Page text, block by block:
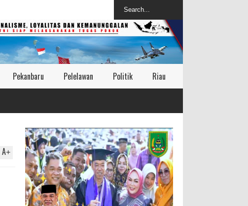
Pekanbaru Pelelawan Politik Riau
A+